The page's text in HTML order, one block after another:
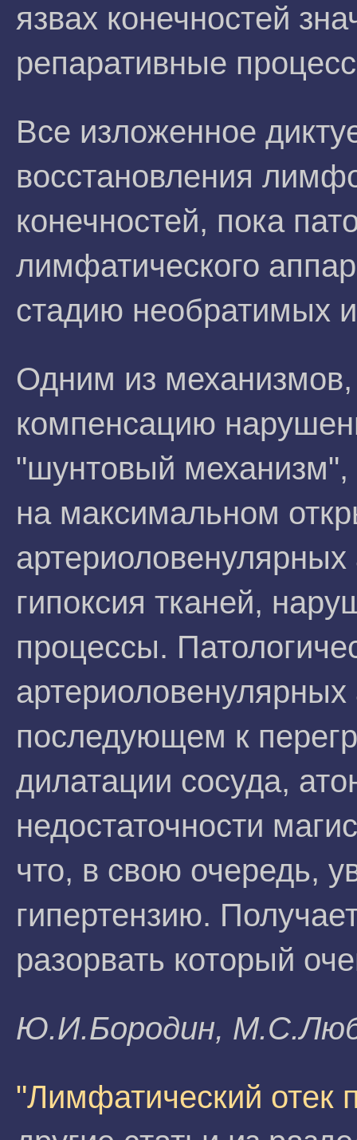
язвах конечностей
репаративные
Все изложенное
восстановления
конечностей, пока
лимфатического
стадию необратимых
Одним из
компенсацию
"шунтовый механизм",
на максимальном
гипоксия тканей,
процессы.
последующем к
дилатации сосуда,
недостаточности
что, в свою очередь,
гипертензию.
разорвать который
Ю.И.Бopoдин,
"Лимфатический отек